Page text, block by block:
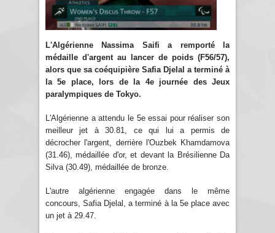
L'Algérienne Nassima Saifi a remporté la
médaille d'argent au lancer de poids (F56/57),
alors que sa coéquipière Safia Djelal a terminé à
la 5e place, lors de la 4e journée des Jeux
paralympiques de Tokyo.
L'Algérienne a attendu le 5e essai pour réaliser son
meilleur jet à 30.81, ce qui lui a permis de
décrocher l'argent, derrière l'Ouzbek Khamdamova
(31.46), médaillée d'or, et devant la Brésilienne Da
Silva (30.49), médaillée de bronze.
L'autre algérienne engagée dans le même
concours, Safia Djelal, a terminé à la 5e place avec
un jet à 29.47.